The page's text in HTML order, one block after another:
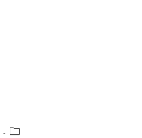
Berichtcategorie: